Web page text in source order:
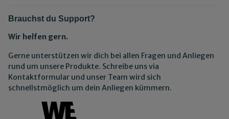
Brauchst du Support?
Wir helfen gern.
Gerne unterstützen wir dich bei allen Fragen und Anliegen
rund um unsere Produkte. Schreibe uns via
Kontaktformular und unser Team wird sich
schnellstmöglich um dein Anliegen kümmern.